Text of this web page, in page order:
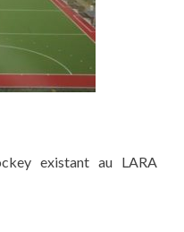
existant au LARA